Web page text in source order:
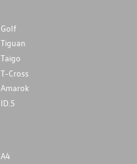
Golf
Tiguan
Taigo
T-Cross
Amarok
ID.5
A4